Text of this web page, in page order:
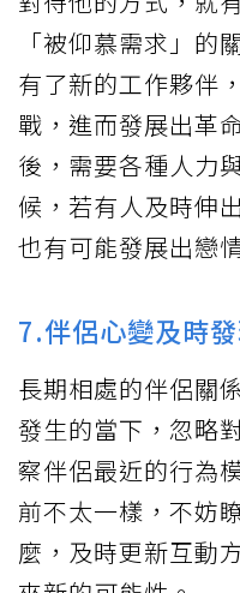
「被仰慕需求」的
有了新的工作夥伴
戰，進而發展出革
後，需要各種人力
候，若有人及時伸
也有可能發展出戀
7.伴侶心變及時
長期相處的伴侶關
發生的當下，忽略
察伴侶最近的行為
前不太一樣，不妨
麼，及時更新互動